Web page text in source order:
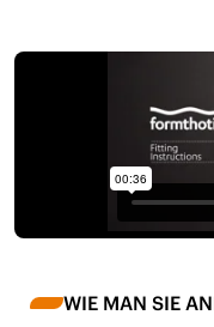
WIE MAN SIE